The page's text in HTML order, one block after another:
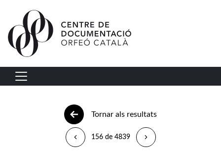
Vés al contingut
Navegació principal
Tornar als resultats
156 de 4839